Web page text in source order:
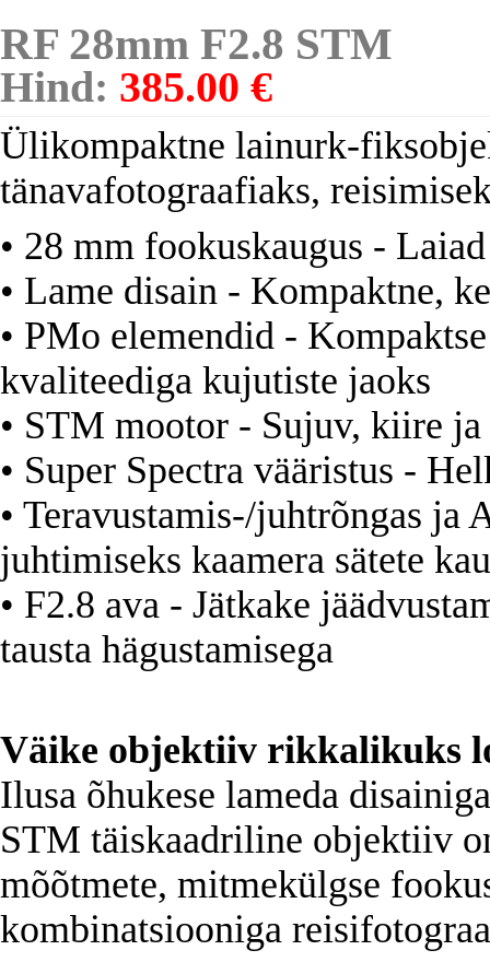
RF 28mm F2.8 STM
Hind: 385.00 €
Ülikompaktne lainurk-
tänavafotograafiaks,
• 28 mm fookuskaugus -
• Lame disain - Kompaktne,
• PMo elemendid -
kvaliteediga kujutiste jaoks
• STM mootor - Sujuv, kiire ja
• Super Spectra vääristus -
• Teravustamis-/juhtrõngas
juhtimiseks kaamera sätete
• F2.8 ava - Jätkake
tausta hägustamisega
Väike objektiiv rikkalikuks
Ilusa õhukese lameda
STM täiskaadriline objektiiv
mõõtmete, mitmekülgse
kombinatsiooniga